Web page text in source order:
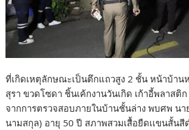
ที่เกิดเหตุลักษณะเป็นตึกแถวสูง 2 ชั้น หน้าบ้าน
สุรา ขวดโซดา ชิ้นเค้กงานวันเกิด เก้าอี้พลาสติ
จากการตรวจสอบภายในบ้านชั้นล่าง พบศพ น
นามสกุล) อายุ 50 ปี สภาพสวมเสื้อยืดเเขนสั้นสี